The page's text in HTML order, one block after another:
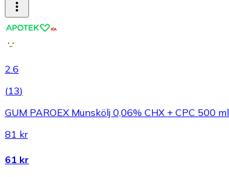
2.6
(13)
GUM PAROEX Munskölj 0,06% CHX + CPC 500 ml
81 kr
61 kr